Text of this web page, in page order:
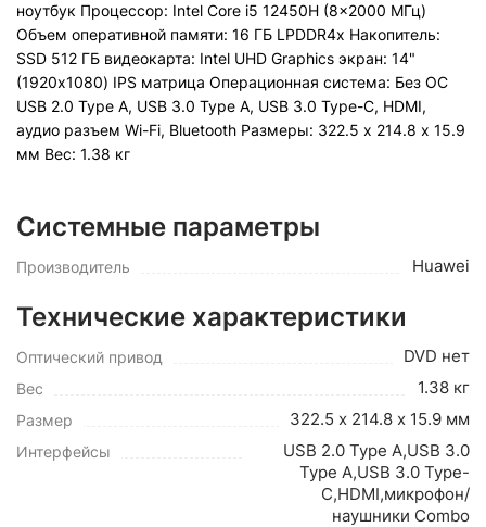
ноутбук Процессор: Intel Core i5 12450H (8x2000 МГц)
Объем оперативной памяти: 16 ГБ LPDDR4x Накопитель:
SSD 512 ГБ видеокарта: Intel UHD Graphics экран: 14"
(1920x1080) IPS матрица Операционная система: Без ОС
USB 2.0 Type A, USB 3.0 Type A, USB 3.0 Type-С, HDMI,
аудио разъем Wi-Fi, Bluetooth Pазмеры: 322.5 х 214.8 х 15.9
мм Вес: 1.38 кг
Системные параметры
Производитель Huawei
Технические характеристики
Оптический привод DVD нет
Вес 1.38 кг
Размер 322.5 х 214.8 х 15.9 мм
Интерфейсы
USB 2.0 Type A,USB 3.0
Type A,USB 3.0 Type-
С,HDMI,микрофон/
наушники Combo